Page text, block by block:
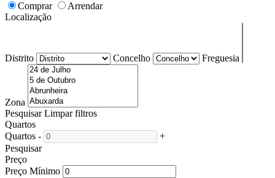
Comprar
Arrendar
Localização
Distrito Concelho Freguesia
Zona
Pesquisar Limpar filtros
Quartos
Quartos -
+
Pesquisar
Preço
Preço Mínimo